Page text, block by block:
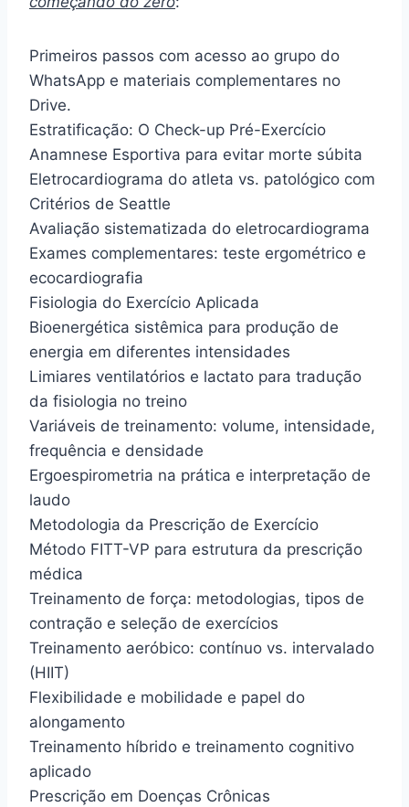
Primeiros passos com acesso ao grupo do
WhatsApp e materiais complementares no
Drive.
Estratificação: O Check-up Pré-Exercício
Anamnese Esportiva para evitar morte súbita
Eletrocardiograma do atleta vs. patológico com
Critérios de Seattle
Avaliação sistematizada do eletrocardiograma
Exames complementares: teste ergométrico e
ecocardiografia
Fisiologia do Exercício Aplicada
Bioenergética sistêmica para produção de
energia em diferentes intensidades
Limiares ventilatórios e lactato para tradução
da fisiologia no treino
Variáveis de treinamento: volume, intensidade,
frequência e densidade
Ergoespirometria na prática e interpretação de
laudo
Metodologia da Prescrição de Exercício
Método FITT-VP para estrutura da prescrição
médica
Treinamento de força: metodologias, tipos de
contração e seleção de exercícios
Treinamento aeróbico: contínuo vs. intervalado
(HIIT)
Flexibilidade e mobilidade e papel do
alongamento
Treinamento híbrido e treinamento cognitivo
aplicado
Prescrição em Doenças Crônicas